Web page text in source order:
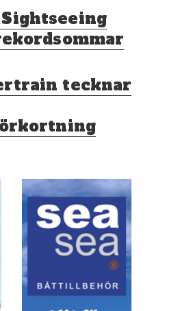
tecknar